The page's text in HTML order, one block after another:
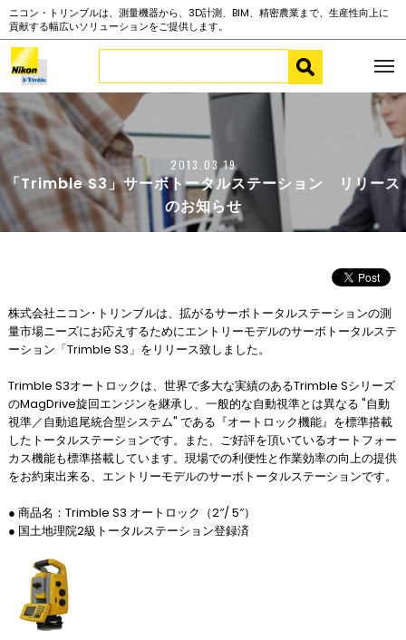
ニコン・トリンブルは、測量機器から、3D計測、BIM、精密農業まで、生産性向上に
貢献する幅広いソリューションをご提供します。
2013.03.19
「Trimble S3」サーボトータルステーション リリース
のお知らせ
株式会社ニコン･トリンブルは、拡がるサーボトータルステーションの測
量市場ニーズにお応えするためにエントリーモデルのサーボトータルステ
ーション「Trimble S3」をリリース致しました。
Trimble S3オートロックは、世界で多大な実績のあるTrimble Sシリーズ
のMagDrive旋回エンジンを継承し、一般的な自動視準とは異なる "自動
視準／自動追尾統合型システム" である『オートロック機能』を標準搭載
したトータルステーションです。また、ご好評を頂いているオートフォー
カス機能も標準搭載しています。現場での利便性と作業効率の向上の提供
をお約束出来る、エントリーモデルのサーボトータルステーションです。
● 商品名：Trimble S3 オートロック（2″/ 5″）
● 国土地理院2級トータルステーション登録済